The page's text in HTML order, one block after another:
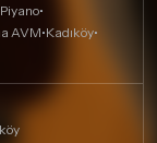
•
AVM•Kadıköy•